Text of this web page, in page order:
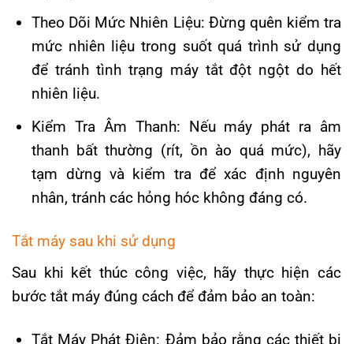
Theo Dõi Mức Nhiên Liệu: Đừng quên kiểm tra
mức nhiên liệu trong suốt quá trình sử dụng
để tránh tình trạng máy tắt đột ngột do hết
nhiên liệu.
Kiểm Tra Âm Thanh: Nếu máy phát ra âm
thanh bất thường (rít, ồn ào quá mức), hãy
tạm dừng và kiểm tra để xác định nguyên
nhân, tránh các hỏng hóc không đáng có.
Tắt máy sau khi sử dụng
Sau khi kết thúc công việc, hãy thực hiện các
bước tắt máy đúng cách để đảm bảo an toàn:
Tắt Máy Phát Điện: Đảm bảo rằng các thiết bị